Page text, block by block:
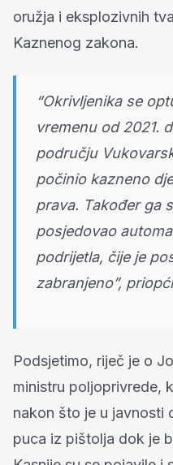
oružja i eksplozivnih
Kaznenog zakona.
“Okrivljenika se
vremenu od 2021.
području
počinio kazneno
prava. Također ga
posjedovao
podrijetla, čije je
zabranjeno”,
Podsjetimo, riječ je o
ministru poljoprivrede,
nakon što je u javnosti
puca iz pištolja dok je